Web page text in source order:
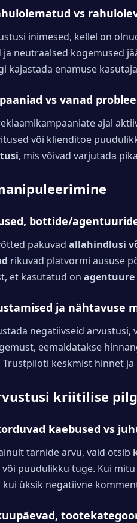
vs
inimesed, kellel on
ja neutraalsed kogemused
kajastada enamuse
vs vanad
ajal
või klienditoe
, mis võivad varjutada
bottide/
pakuvad allahindlusi
rikuvad platvormi aususe
et kasutatud on
ja nähtavuse
negatiivseid
eemaldatakse
Trustpiloti keskmist hinnet ja
kriitilise
kaebused vs
tärnide arvu, vaid otsib
puudulikku tuge. Kui
üksik negatiivne